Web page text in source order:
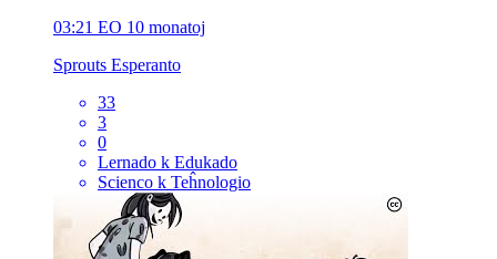
03:21 EO 10 monatoj
Sprouts Esperanto
33
3
0
Lernado k Edukado
Scienco k Teĥnologio